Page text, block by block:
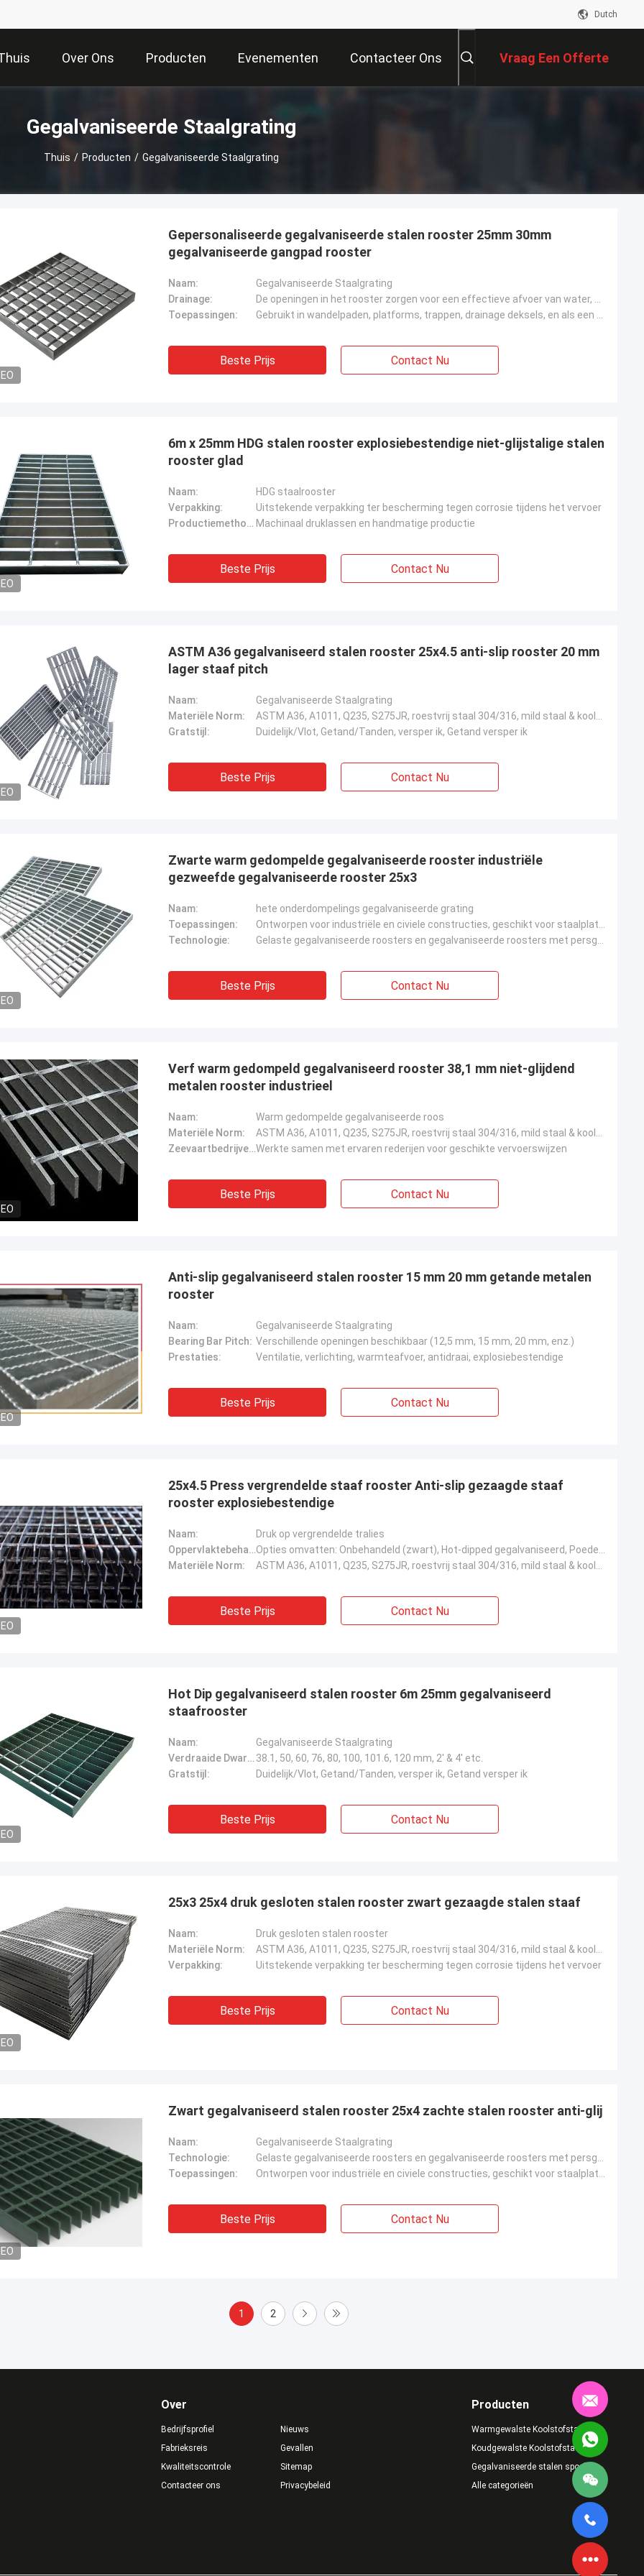
Dutch
Over Ons Producten Evenementen Contacteer Ons Vraag Een Offerte
Gegalvaniseerde Staalgrating
Thuis / Producten / Gegalvaniseerde Staalgrating
Diana Costa
door de sterkte en afwerking
staal, perfect voor onze
Malcolm Horton
Een betrouwbare partner voor ons bedrijf,
Het staal voldeed aan alle specificaties en
Gepersonaliseerde gegalvaniseerde stalen rooster 25mm 30mm
gegalvaniseerde gangpad rooster
Naam:
Gegalvaniseerde Staalgrating
Drainage:
Toepassingen:
Beste Prijs Contact Nu
6m x 25mm HDG stalen rooster explosiebestendige niet-glijstalige stalen
rooster glad
Naam:
HDG staalrooster
Verpakking:
Uitstekende verpakking ter bescherming tegen corrosie tijdens het vervoer
Productiemethode: Machinaal druklassen en handmatige productie
Beste Prijs Contact Nu
ASTM A36 gegalvaniseerd stalen rooster 25x4.5 anti-slip rooster 20 mm
lager staaf pitch
Naam:
Gegalvaniseerde Staalgrating
Materiële Norm:
Gratstijl:
Duidelijk/Vlot, Getand/Tanden, versper ik, Getand versper ik
Beste Prijs Contact Nu
Zwarte warm gedompelde gegalvaniseerde rooster industriële
gezweefde gegalvaniseerde rooster 25x3
Naam:
hete onderdompelings gegalvaniseerde grating
Toepassingen:
Technologie:
Beste Prijs Contact Nu
Verf warm gedompeld gegalvaniseerd rooster 38,1 mm niet-glijdend
metalen rooster industrieel
Naam:
Warm gedompelde gegalvaniseerde roos
Materiële Norm:
Zeevaartbedrijven:Werkte samen met ervaren rederijen voor geschikte vervoerswijzen
Beste Prijs Contact Nu
Anti-slip gegalvaniseerd stalen rooster 15 mm 20 mm getande metalen
rooster
Naam:
Gegalvaniseerde Staalgrating
Bearing Bar Pitch: Verschillende openingen beschikbaar (12,5 mm, 15 mm, 20 mm, enz.)
Prestaties:
Ventilatie, verlichting, warmteafvoer, antidraai, explosiebestendige
Beste Prijs Contact Nu
25x4.5 Press vergrendelde staaf rooster Anti-slip gezaagde staaf
rooster explosiebestendige
Naam:
Druk op vergrendelde tralies
Oppervlaktebehandeling:
Materiële Norm:
Beste Prijs Contact Nu
Hot Dip gegalvaniseerd stalen rooster 6m 25mm gegalvaniseerd
staafrooster
Naam:
Gegalvaniseerde Staalgrating
Verdraaide Dwarsbarhoogte: 38.1, 50, 60, 76, 80, 100, 101.6, 120 mm, 2' & 4' etc.
Gratstijl:
Duidelijk/Vlot, Getand/Tanden, versper ik, Getand versper ik
Beste Prijs Contact Nu
25x3 25x4 druk gesloten stalen rooster zwart gezaagde stalen staaf
Naam:
Druk gesloten stalen rooster
Materiële Norm:
Verpakking:
Uitstekende verpakking ter bescherming tegen corrosie tijdens het vervoer
Beste Prijs Contact Nu
Zwart gegalvaniseerd stalen rooster 25x4 zachte stalen rooster anti-glij
Naam:
Gegalvaniseerde Staalgrating
Technologie:
Toepassingen:
Beste Prijs Contact Nu
1 2
Over
Bedrijfsprofiel
Fabrieksreis
Kwaliteitscontrole
Contacteer ons
Nieuws
Gevallen
Sitemap
Privacybeleid
Producten
Warmgewalste Koolstofstaalrol
Koudgewalste Koolstofstaalrol
Gegalvaniseerde stalen spoel
Alle categorieën